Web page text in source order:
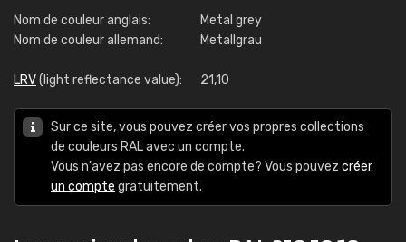
Nom de couleur anglais:
Metal grey
Nom de couleur allemand:
Metallgrau
LRV(light reflectance value): 21,10
Sur ce site, vous pouvez créer vos propres collections
de couleurs RAL avec un compte.
Vous n'avez pas encore de compte? Vous pouvez créer
un compte gratuitement.